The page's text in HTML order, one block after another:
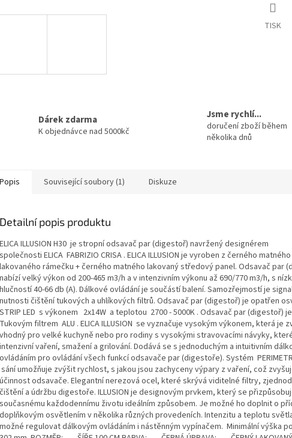
TISK
Dárek zdarma
K objednávce nad 5000kč
Jsme rychlí...
doručení zboží během
několika dnů
Popis Související soubory (1) Diskuze
Detailní popis produktu
ELICA ILLUSION H30 je stropní odsavač par (digestoř) navržený designérem
společnosti ELICA FABRIZIO CRISA . ELICA ILLUSION je vyroben z černého matného
lakovaného rámečku + černého matného lakovaný středový panel. Odsavač par
nabízí velký výkon od 200-465 m3/h a v intenzivním výkonu až 690/770 m3/h, s
hlučností 40-66 db (A). Dálkové ovládání je součástí balení. Samozřejmostí je
nutnosti čištění tukových a uhlíkových filtrů. Odsavač par (digestoř) je opatřen
STRIP LED s výkonem 2x14W a teplotou 2700 - 5000K . Odsavač par (digestoř)
Tukovým filtrem ALU . ELICA ILLUSION se vyznačuje vysokým výkonem, která je
vhodný pro velké kuchyně nebo pro rodiny s vysokými stravovacími návyky,
intenzivní vaření, smažení a grilování. Dodává se s jednoduchým a intuitivním
ovládáním pro ovládání všech funkcí odsavače par (digestoře). Systém
sání umožňuje zvýšit rychlost, s jakou jsou zachyceny výpary z vaření, což
účinnost odsavače. Elegantní nerezová ocel, které skrývá viditelné filtry,
čištění a údržbu digestoře. ILLUSION je designovým prvkem, který se
současnému každodennímu životu ideálním způsobem. Je možné ho doplnit o
doplňkovým osvětlením v několika různých provedeních. Intenzitu a teplotu
možné regulovat dálkovým ovládáním i nástěnným vypínačem. Minimální výška